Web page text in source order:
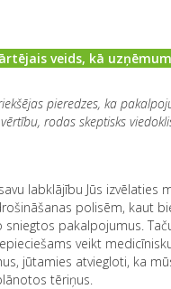
veids, kā
pieredzes, ka
rodas skeptisks
labklājību Jūs izvēlaties
polisēm, kaut
pakalpojumus.
veikt
jūtamies atviegloti, ka
tēriņus.